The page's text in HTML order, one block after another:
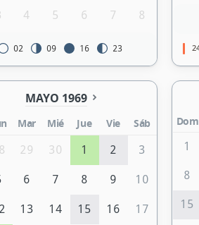
4 5 6 7 8
02 09 16 23
MAYO 1969
Mar Mié Jue Vie
Sáb
29 30 1 2 3
6 7 8 9 10
13 14 15 16 17
Dom
1
8
15